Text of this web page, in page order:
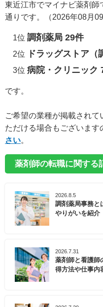
東近江市でマイナビ薬剤
通りです。（2026年08月09
1位 調剤薬局 29件
2位 ドラッグストア（
3位 病院・クリニック
です。
ご希望の業種が掲載され
ただける場合もございます
さい。
薬剤師の転職に関する
2026.8.5
調剤薬局事務と
やりがいを紹介
2026.7.31
薬剤師と看護師
得方法や仕事内